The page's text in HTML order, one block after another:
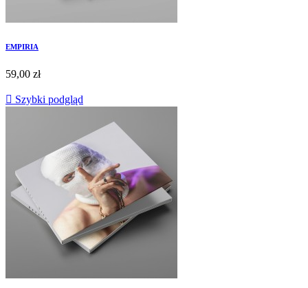
EMPIRIA
59,00 zł
 Szybki podgląd